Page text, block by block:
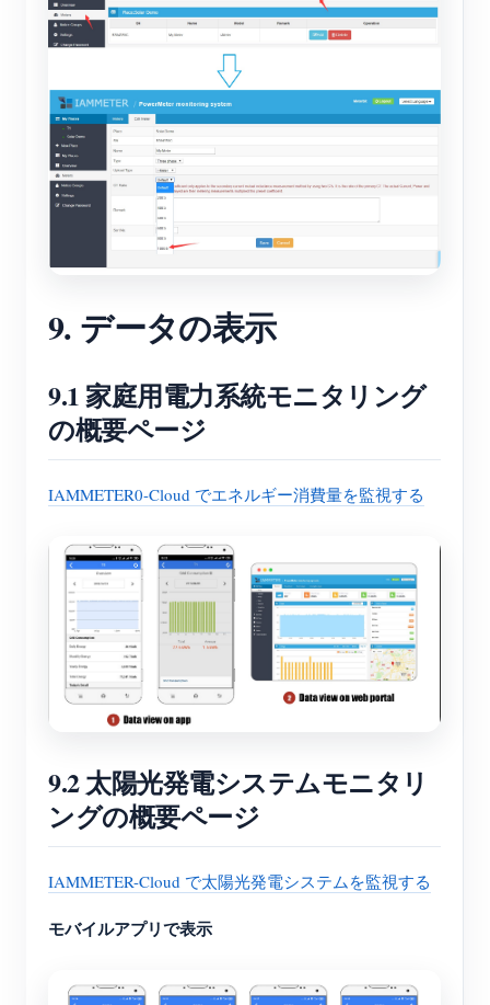
9. データの表示
9.1 家庭用電力系統モニタリング
の概要ページ
IAMMETER0-Cloud でエネルギー消費量を監視する
9.2 太陽光発電システムモニタリ
ングの概要ページ
IAMMETER-Cloud で太陽光発電システムを監視する
モバイルアプリで表示